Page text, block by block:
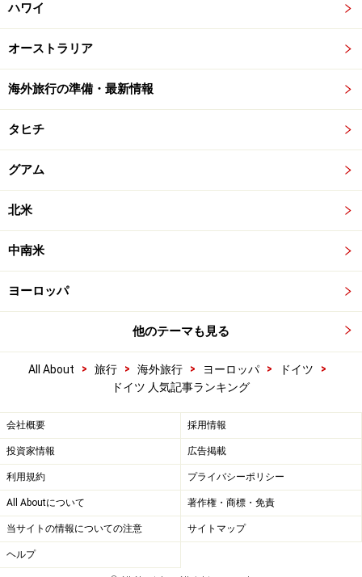
ハワイ
オーストラリア
海外旅行の準備・最新情報
タヒチ
グアム
北米
中南米
ヨーロッパ
他のテーマも見る
All About > 旅行 > 海外旅行 > ヨーロッパ > ドイツ
>
ドイツ 人気記事ランキング
会社概要 採用情報
投資家情報 広告掲載
利用規約 プライバシーポリシー
All Aboutについて 著作権・商標・免責
当サイトの情報についての注意 サイトマップ
ヘルプ